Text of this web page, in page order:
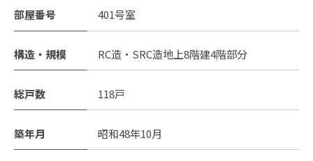
部屋番号 401号室
構造・規模 RC造・SRC造地上8階建4階部分
総戸数 118戸
築年月 昭和48年10月